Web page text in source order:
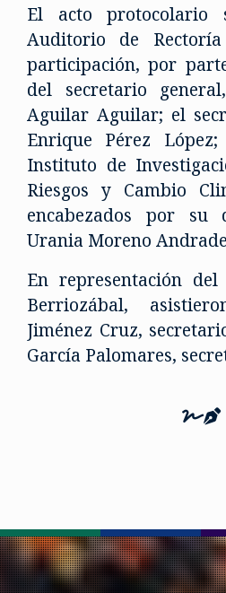
El acto
Auditorio de
participación, por
del secretario
Aguilar Aguilar; el
Enrique Pérez
Instituto de
Riesgos y Cambio
encabezados por su
Urania Moreno
En representación
Berriozábal,
Jiménez Cruz,
García Palomares,